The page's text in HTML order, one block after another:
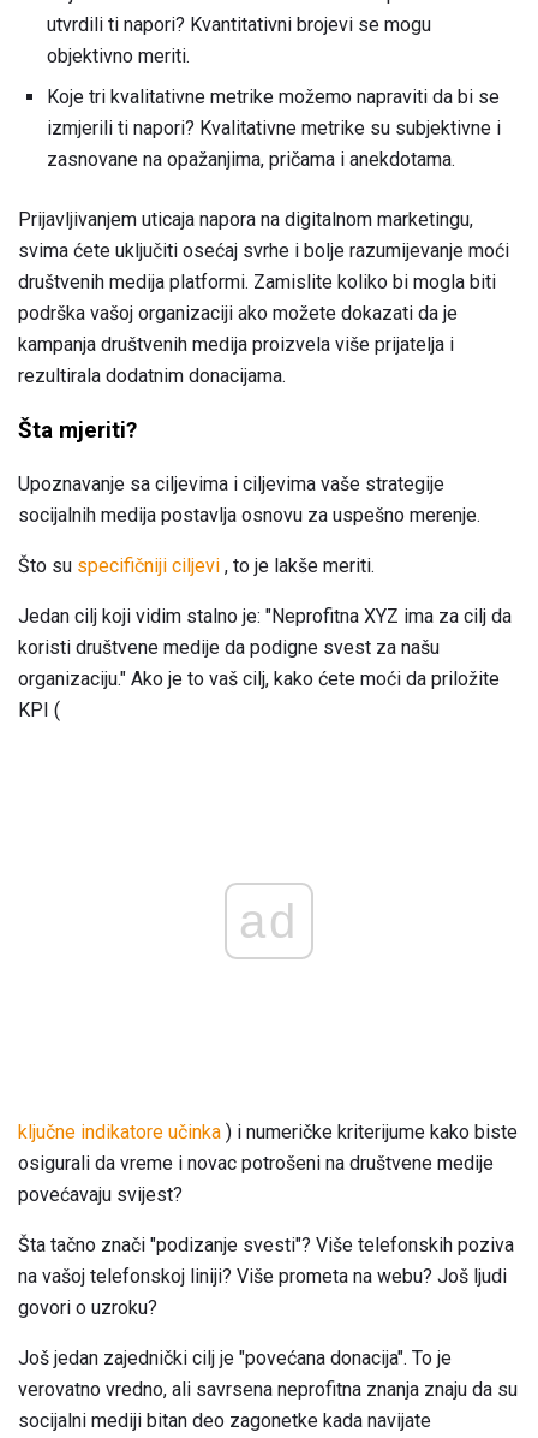
utvrdili ti napori? Kvantitativni brojevi se mogu
objektivno meriti.
Koje tri kvalitativne metrike možemo napraviti da bi se
izmjerili ti napori? Kvalitativne metrike su subjektivne i
zasnovane na opažanjima, pričama i anekdotama.
Prijavljivanjem uticaja napora na digitalnom marketingu,
svima ćete uključiti osećaj svrhe i bolje razumijevanje moći
društvenih medija platformi. Zamislite koliko bi mogla biti
podrška vašoj organizaciji ako možete dokazati da je
kampanja društvenih medija proizvela više prijatelja i
rezultirala dodatnim donacijama.
Šta mjeriti?
Upoznavanje sa ciljevima i ciljevima vaše strategije
socijalnih medija postavlja osnovu za uspešno merenje.
Što su specifičniji ciljevi , to je lakše meriti.
Jedan cilj koji vidim stalno je: "Neprofitna XYZ ima za cilj da
koristi društvene medije da podigne svest za našu
organizaciju." Ako je to vaš cilj, kako ćete moći da priložite
KPI (
ad
ključne indikatore učinka ) i numeričke kriterijume kako biste
osigurali da vreme i novac potrošeni na društvene medije
povećavaju svijest?
Šta tačno znači "podizanje svesti"? Više telefonskih poziva
na vašoj telefonskoj liniji? Više prometa na webu? Još ljudi
govori o uzroku?
Još jedan zajednički cilj je "povećana donacija". To je
verovatno vredno, ali savrsena neprofitna znanja znaju da su
socijalni mediji bitan deo zagonetke kada navijate